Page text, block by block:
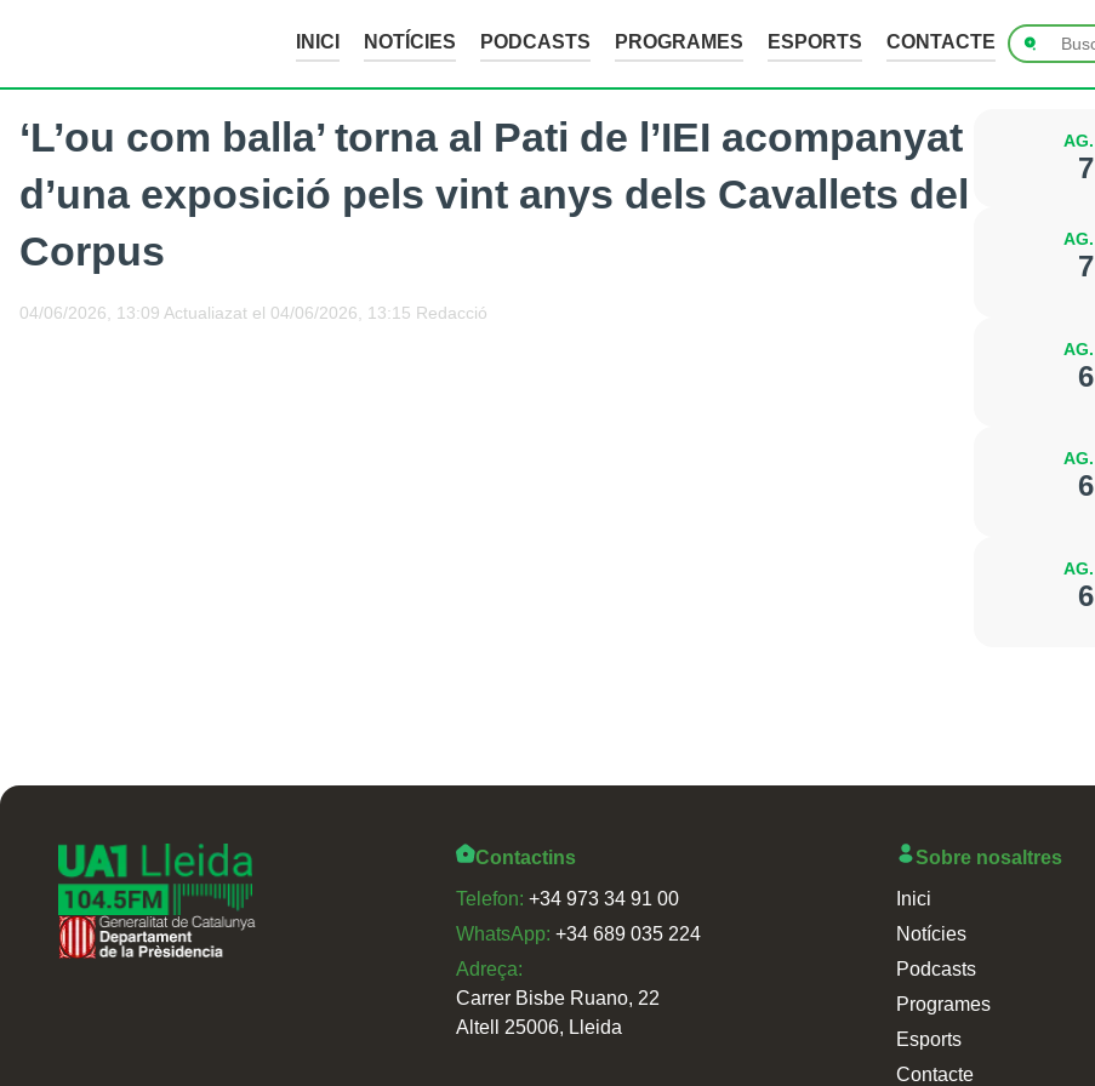
INICI NOTÍCIES PODCASTS PROGRAMES ESPORTS CONTACTE
‘L’ou com balla’ torna al Pati de l’IEI acompanyat
d’una exposició pels vint anys dels Cavallets del
Corpus
04/06/2026, 13:09 Actualiazat el 04/06/2026, 13:15 Redacció
AG.
7
AG.
7
AG.
6
AG.
6
AG.
6
Contactins
Telefon: +34 973 34 91 00
WhatsApp: +34 689 035 224
Adreça:
Carrer Bisbe Ruano, 22
Altell 25006, Lleida
Sobre nosaltres
Inici
Notícies
Podcasts
Programes
Esports
Contacte